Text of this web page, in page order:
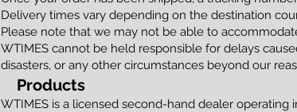
Delivery times vary depending on the destination
Please note that we may not be able to
WTIMES cannot be held responsible for delays
disasters, or any other circumstances beyond our
Products
WTIMES is a licensed second-hand dealer operating